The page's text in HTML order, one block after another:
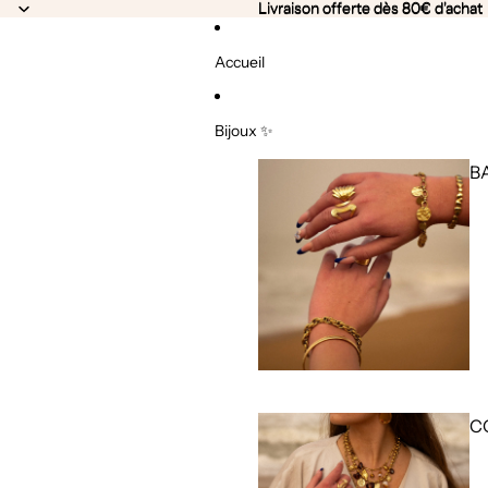
Livraison offerte dès 80€ d'achat
Livraison offerte dès 80€ d'achat
Accueil
Bijoux ✨